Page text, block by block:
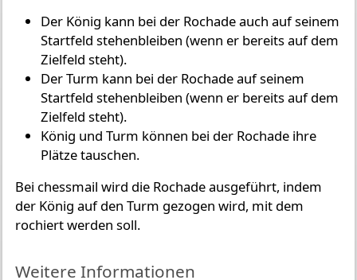
Der König kann bei der Rochade auch auf seinem
Startfeld stehenbleiben (wenn er bereits auf dem
Zielfeld steht).
Der Turm kann bei der Rochade auf seinem
Startfeld stehenbleiben (wenn er bereits auf dem
Zielfeld steht).
König und Turm können bei der Rochade ihre
Plätze tauschen.
Bei chessmail wird die Rochade ausgeführt, indem
der König auf den Turm gezogen wird, mit dem
rochiert werden soll.
Weitere Informationen